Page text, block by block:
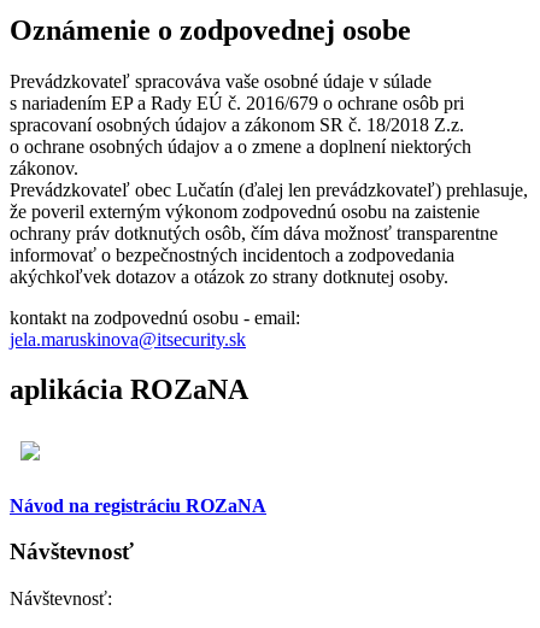
Oznámenie o zodpovednej osobe
Prevádzkovateľ spracováva vaše osobné údaje v súlade
s nariadením EP a Rady EÚ č. 2016/679 o ochrane osôb pri
spracovaní osobných údajov a zákonom SR č. 18/2018 Z.z.
o ochrane osobných údajov a o zmene a doplnení niektorých
zákonov.
Prevádzkovateľ obec Lučatín (ďalej len prevádzkovateľ) prehlasuje,
že poveril externým výkonom zodpovednú osobu na zaistenie
ochrany práv dotknutých osôb, čím dáva možnosť transparentne
informovať o bezpečnostných incidentoch a zodpovedania
akýchkoľvek dotazov a otázok zo strany dotknutej osoby.
kontakt na zodpovednú osobu - email:
jela.maruskinova@itsecurity.sk
aplikácia ROZaNA
Návod na registráciu ROZaNA
Návštevnosť
Návštevnosť: